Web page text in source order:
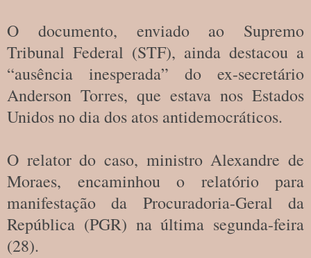
O documento, enviado ao Supremo
Tribunal Federal (STF), ainda destacou a
“ausência inesperada” do ex-secretário
Anderson Torres, que estava nos Estados
Unidos no dia dos atos antidemocráticos.
O relator do caso, ministro Alexandre de
Moraes, encaminhou o relatório para
manifestação da Procuradoria-Geral da
República (PGR) na última segunda-feira
(28).